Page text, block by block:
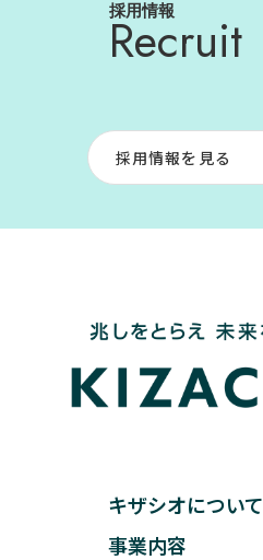
採用情報
Recruit
採用情報を見る
キザシオについて
事業内容